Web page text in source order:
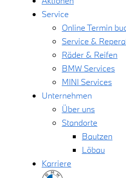
Service
Online Termin
Service &
Räder & Reifen
BMW Services
MINI Services
Unternehmen
Über uns
Standorte
Bautzen
Löbau
Karriere